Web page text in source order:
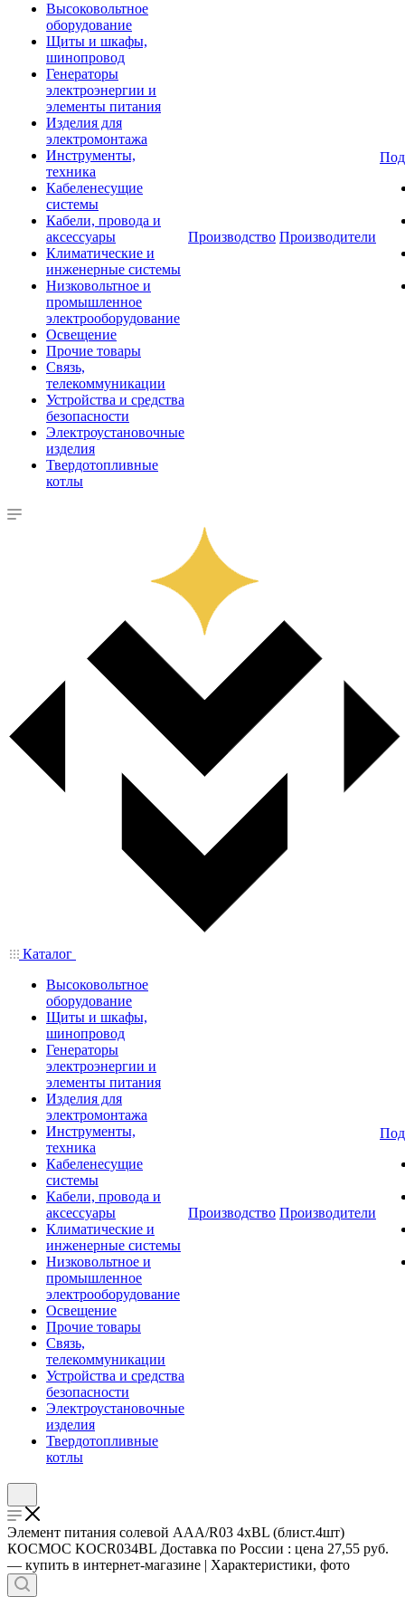
Высоковольтное
оборудование
Щиты и шкафы,
шинопровод
Генераторы
электроэнергии и
элементы питания
Изделия для
электромонтажа
Инструменты,
техника
Кабеленесущие
системы
Кабели, провода и
аксессуары
Климатические и
инженерные системы
Низковольтное и
промышленное
электрооборудование
Освещение
Прочие товары
Связь,
телекоммуникации
Устройства и средства
безопасности
Электроустановочные
изделия
Твердотопливные
котлы
Производство Производители
Каталог
Высоковольтное
оборудование
Щиты и шкафы,
шинопровод
Генераторы
электроэнергии и
элементы питания
Изделия для
электромонтажа
Инструменты,
техника
Кабеленесущие
системы
Кабели, провода и
аксессуары
Климатические и
инженерные системы
Низковольтное и
промышленное
электрооборудование
Освещение
Прочие товары
Связь,
телекоммуникации
Устройства и средства
безопасности
Электроустановочные
изделия
Твердотопливные
котлы
Производство Производители
Элемент питания солевой AAA/R03 4хBL (блист.4шт)
КОСМОС KOCR034BL Доставка по России : цена 27,55 руб.
— купить в интернет-магазине | Характеристики, фото